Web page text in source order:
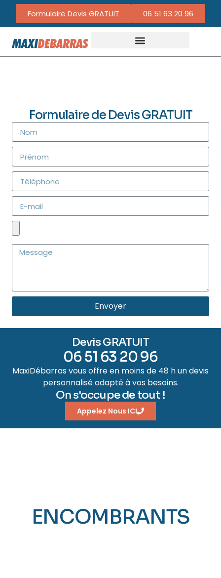
Formulaire Devis GRATUIT 06 51 63 20 96
Formulaire de Devis GRATUIT
Envoyer
Devis GRATUIT
06 51 63 20 96
MaxiDébarras vous offre en moins de 48 h un devis
personnalisé adapté à vos besoins.
On s'occupe de tout !
Appelez Nous ICI
ENCOMBRANTS